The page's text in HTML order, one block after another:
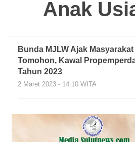
Anak
Bunda MJLW Ajak Masyarakat
Tomohon, Kawal
Tahun 2023
2 Maret 2023 - 14:10 WITA